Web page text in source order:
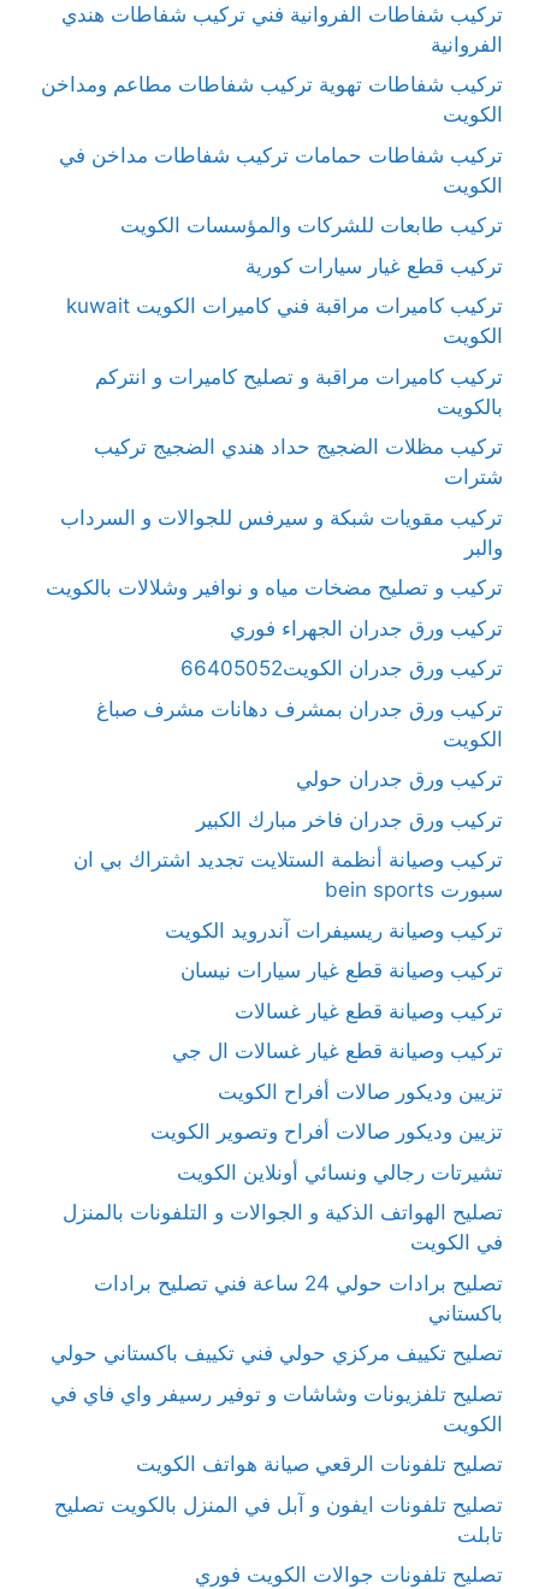
تركيب شفاطات الفروانية فني تركيب شفاطات هندي
الفروانية
تركيب شفاطات تهوية تركيب شفاطات مطاعم ومداخن
الكويت
تركيب شفاطات حمامات تركيب شفاطات مداخن في
الكويت
تركيب طابعات للشركات والمؤسسات الكويت
تركيب قطع غيار سيارات كورية
تركيب كاميرات مراقبة فني كاميرات الكويت kuwait
الكويت
تركيب كاميرات مراقبة و تصليح كاميرات و انتركم
بالكويت
تركيب مظلات الضجيج حداد هندي الضجيج تركيب
شترات
تركيب مقويات شبكة و سيرفس للجوالات و السرداب
والبر
تركيب و تصليح مضخات مياه و نوافير وشلالات بالكويت
تركيب ورق جدران الجهراء فوري
تركيب ورق جدران الكويت66405052
تركيب ورق جدران بمشرف دهانات مشرف صباغ
الكويت
تركيب ورق جدران حولي
تركيب ورق جدران فاخر مبارك الكبير
تركيب وصيانة أنظمة الستلايت تجديد اشتراك بي ان
سبورت bein sports
تركيب وصيانة ريسيفرات آندرويد الكويت
تركيب وصيانة قطع غيار سيارات نيسان
تركيب وصيانة قطع غيار غسالات
تركيب وصيانة قطع غيار غسالات ال جي
تزيين وديكور صالات أفراح الكويت
تزيين وديكور صالات أفراح وتصوير الكويت
تشيرتات رجالي ونسائي أونلاين الكويت
تصليح الهواتف الذكية و الجوالات و التلفونات بالمنزل
في الكويت
تصليح برادات حولي 24 ساعة فني تصليح برادات
باكستاني
تصليح تكييف مركزي حولي فني تكييف باكستاني حولي
تصليح تلفزيونات وشاشات و توفير رسيفر واي فاي في
الكويت
تصليح تلفونات الرقعي صيانة هواتف الكويت
تصليح تلفونات ايفون و آبل في المنزل بالكويت تصليح
تابلت
تصليح تلفونات جوالات الكويت فوري